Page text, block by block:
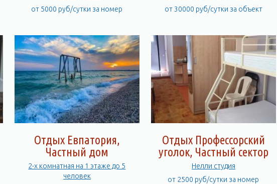
от 5000 руб/сутки за номер
от 30000 руб/сутки за объект
Отдых Евпатория,
Частный дом
2-х комнатная на 1 этаже до 5
человек
Отдых Профессорский
уголок, Частный сектор
Нелли студия
от 2500 руб/сутки за номер